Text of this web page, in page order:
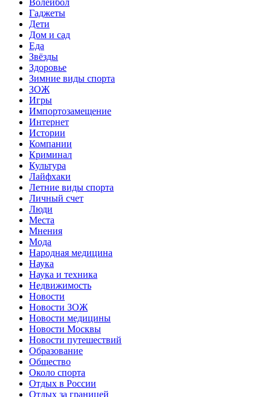
Гаджеты
Дети
Дом и сад
Еда
Звёзды
Здоровье
Зимние виды спорта
ЗОЖ
Игры
Импортозамещение
Интернет
Истории
Компании
Криминал
Культура
Лайфхаки
Летние виды спорта
Личный счет
Люди
Места
Мнения
Мода
Народная медицина
Наука
Наука и техника
Недвижимость
Новости
Новости ЗОЖ
Новости медицины
Новости Москвы
Новости путешествий
Образование
Общество
Около спорта
Отдых в России
Отдых за границей